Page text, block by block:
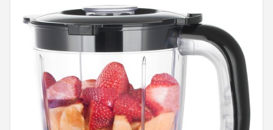
POPULAIRE MERKEN
Kenwood
Moulinex
KitchenAid